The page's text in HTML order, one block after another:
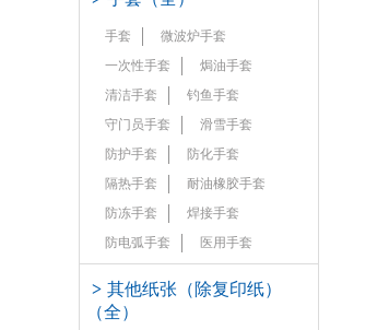
手套
微波炉手套
一次性手套
焗油手套
清洁手套
钓鱼手套
守门员手套
滑雪手套
防护手套
防化手套
隔热手套
耐油橡胶手套
防冻手套
焊接手套
防电弧手套
医用手套
> 其他纸张（除复印纸）
（全）